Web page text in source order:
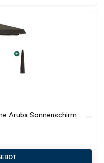
Aruba Sonnenschirm